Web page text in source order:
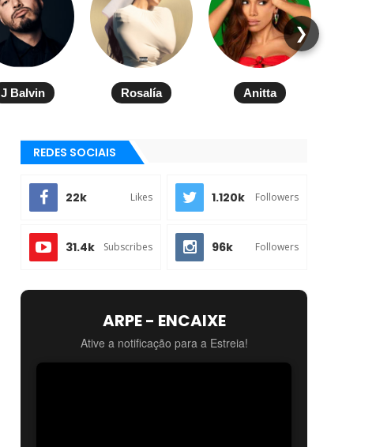
J Balvin Rosalía Anitta
❯
REDES SOCIAIS
22k Likes 1.120k Followers
31.4k Subscribes 96k Followers
ARPE - ENCAIXE
Ative a notificação para a Estreia!